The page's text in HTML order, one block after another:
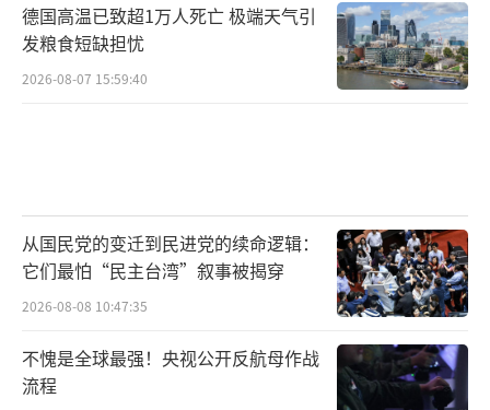
德国高温已致超1万人死亡 极端天气引
发粮食短缺担忧
2026-08-07 15:59:40
从国民党的变迁到民进党的续命逻辑：
它们最怕“民主台湾”叙事被揭穿
2026-08-08 10:47:35
不愧是全球最强！央视公开反航母作战
流程